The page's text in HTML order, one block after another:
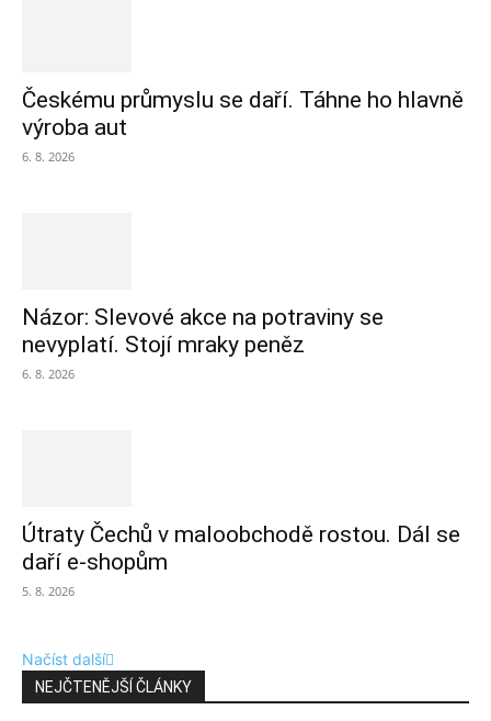
Českému průmyslu se daří. Táhne ho hlavně
výroba aut
6. 8. 2026
Názor: Slevové akce na potraviny se
nevyplatí. Stojí mraky peněz
6. 8. 2026
Útraty Čechů v maloobchodě rostou. Dál se
daří e-shopům
5. 8. 2026
Načíst další
NEJČTENĚJŠÍ ČLÁNKY